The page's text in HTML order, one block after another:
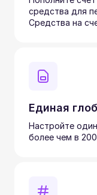
средства для
Средства на
Единая
Настройте
более чем в